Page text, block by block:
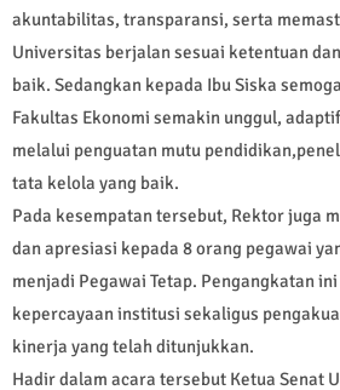
akuntabilitas, transparansi, serta
Universitas berjalan sesuai ketentuan
baik. Sedangkan kepada Ibu Siska
Fakultas Ekonomi semakin unggul,
melalui penguatan mutu
tata kelola yang baik.
Pada kesempatan tersebut, Rektor juga
dan apresiasi kepada 8 orang pegawai
menjadi Pegawai Tetap. Pengangkatan
kepercayaan institusi sekaligus
kinerja yang telah ditunjukkan.
Hadir dalam acara tersebut Ketua Senat